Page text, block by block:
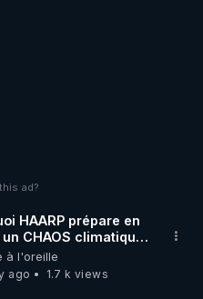
ad?
HAARP prépare en
CHAOS climatique,
à l'oreille
ago
1.7 k views